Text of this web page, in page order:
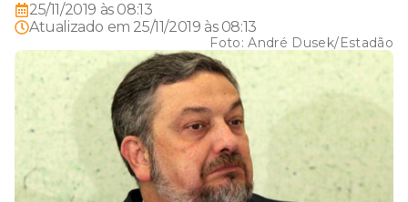
25/11/2019 às 08:13
Atualizado em 25/11/2019 às 08:13
Foto:André Dusek/Estadão